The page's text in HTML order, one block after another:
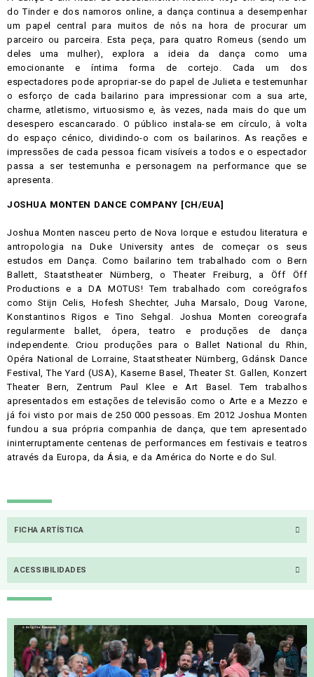
do Tinder e dos namoros online, a dança continua a desempenhar
um papel central para muitos de nós na hora de procurar um
parceiro ou parceira. Esta peça, para quatro Romeus (sendo um
deles uma mulher), explora a ideia da dança como uma
emocionante e íntima forma de cortejo. Cada um dos
espectadores pode apropriar-se do papel de Julieta e testemunhar
o esforço de cada bailarino para impressionar com a sua arte,
charme, atletismo, virtuosismo e, às vezes, nada mais do que um
desespero escancarado. O público instala-se em círculo, à volta
do espaço cénico, dividindo-o com os bailarinos. As reações e
impressões de cada pessoa ficam visíveis a todos e o espectador
passa a ser testemunha e personagem na performance que se
apresenta.
JOSHUA MONTEN DANCE COMPANY [CH/EUA]
Joshua Monten nasceu perto de Nova Iorque e estudou literatura e
antropologia na Duke University antes de começar os seus
estudos em Dança. Como bailarino tem trabalhado com o Bern
Ballett, Staatstheater Nürnberg, o Theater Freiburg, a Öff Öff
Productions e a DA MOTUS! Tem trabalhado com coreógrafos
como Stijn Celis, Hofesh Shechter, Juha Marsalo, Doug Varone,
Konstantinos Rigos e Tino Sehgal. Joshua Monten coreografa
regularmente ballet, ópera, teatro e produções de dança
independente. Criou produções para o Ballet National du Rhin,
Opéra National de Lorraine, Staatstheater Nürnberg, Gdánsk Dance
Festival, The Yard (USA), Kaserne Basel, Theater St. Gallen, Konzert
Theater Bern, Zentrum Paul Klee e Art Basel. Tem trabalhos
apresentados em estações de televisão como o Arte e a Mezzo e
já foi visto por mais de 250 000 pessoas. Em 2012 Joshua Monten
fundou a sua própria companhia de dança, que tem apresentado
ininterruptamente centenas de performances em festivais e teatros
através da Europa, da Ásia, e da América do Norte e do Sul.
FICHA ARTÍSTICA
ACESSIBILIDADES